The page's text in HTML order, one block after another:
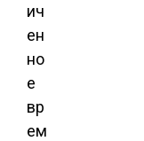
ич
ен
но
е
вр
ем